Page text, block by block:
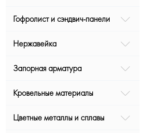
Гофролист и сэндвич-панели
Нержавейка
Запорная арматура
Кровельные материалы
Цветные металлы и сплавы